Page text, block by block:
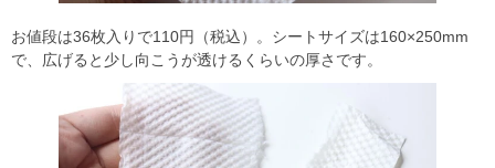
お値段は36枚入りで110円（税込）。シートサイズは160×250mm
で、広げると少し向こうが透けるくらいの厚さです。